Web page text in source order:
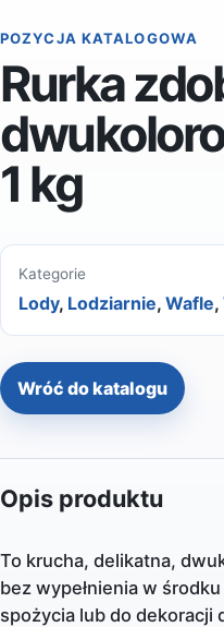
POZYCJA KATALOGOWA
Rurka
1 kg
Kategorie
Lody, Lodziarnie, Wafle,
Wróć do katalogu
Opis produktu
To krucha, delikatna,
bez wypełnienia w
spożycia lub do dekoracji